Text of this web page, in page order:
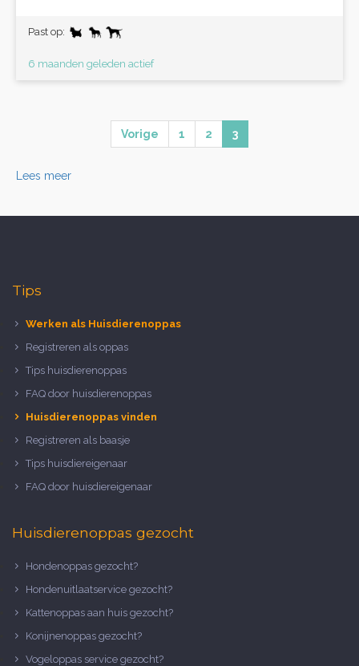
Past op:
6 maanden geleden actief
Vorige 1 2 3
Lees meer
Tips
Werken als Huisdierenoppas
Registreren als oppas
Tips huisdierenoppas
FAQ door huisdierenoppas
Huisdierenoppas vinden
Registreren als baasje
Tips huisdiereigenaar
FAQ door huisdiereigenaar
Huisdierenoppas gezocht
Hondenoppas gezocht?
Hondenuitlaatservice gezocht?
Kattenoppas aan huis gezocht?
Konijnenoppas gezocht?
Vogeloppas service gezocht?